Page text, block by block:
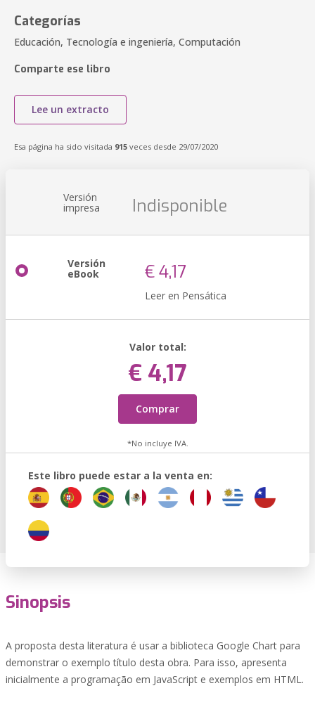
Categorías
Educación, Tecnología e ingeniería, Computación
Comparte ese libro
Lee un extracto
Esa página ha sido visitada 915 veces desde 29/07/2020
Versión
impresa Indisponible
Versión
eBook € 4,17
Leer en Pensática
Valor total:
€ 4,17
Comprar
*No incluye IVA.
Este libro puede estar a la venta en:
Sinopsis
A proposta desta literatura é usar a biblioteca Google Chart para
demonstrar o exemplo título desta obra. Para isso, apresenta
inicialmente a programação em JavaScript e exemplos em HTML.